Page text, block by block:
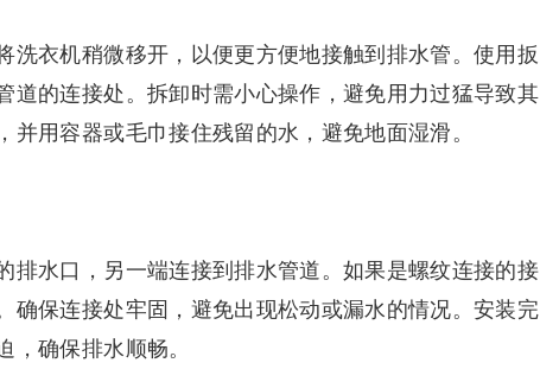
衣机稍微移开，以便更方便地接触到排水管。使用扳
道的连接处。拆卸时需小心操作，避免用力过猛导致其
用容器或毛巾接住残留的水，避免地面湿滑。
排水口，另一端连接到排水管道。如果是螺纹连接的接
确保连接处牢固，避免出现松动或漏水的情况。安装完
，确保排水顺畅。